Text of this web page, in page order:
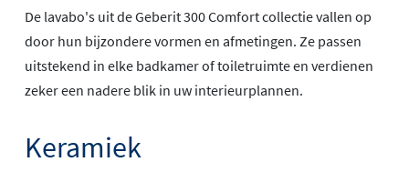
De lavabo's uit de Geberit 300 Comfort collectie vallen op
door hun bijzondere vormen en afmetingen. Ze passen
uitstekend in elke badkamer of toiletruimte en verdienen
zeker een nadere blik in uw interieurplannen.
Keramiek